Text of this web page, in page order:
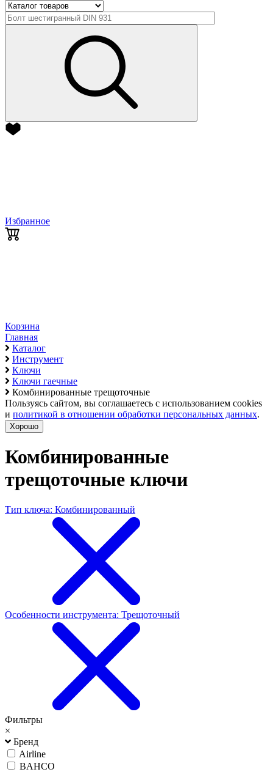
Избранное
Корзина
Главная
Каталог
Инструмент
Ключи
Ключи гаечные
Комбинированные трещоточные
Пользуясь сайтом, вы соглашаетесь с использованием cookies
и политикой в отношении обработки персональных данных.
Хорошо
Комбинированные
трещоточные ключи
Тип ключа: Комбинированный
Особенности инструмента: Трещоточный
Фильтры
×
Бренд
Airline
BAHCO